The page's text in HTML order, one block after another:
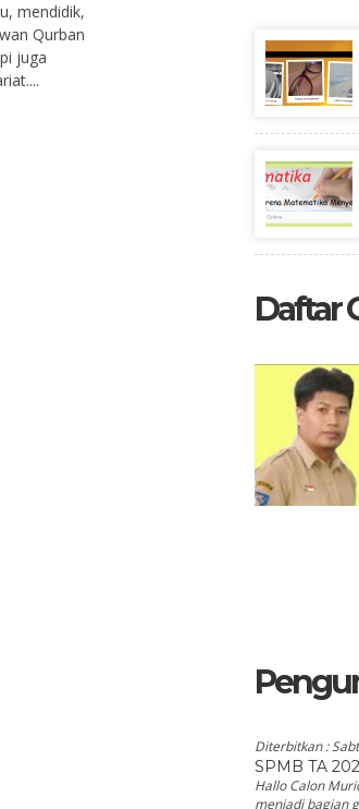
mendidik,
Qurban
juga
Daftar
Diterbitkan :
SPMB TA
Hallo Calon
menjadi bagian